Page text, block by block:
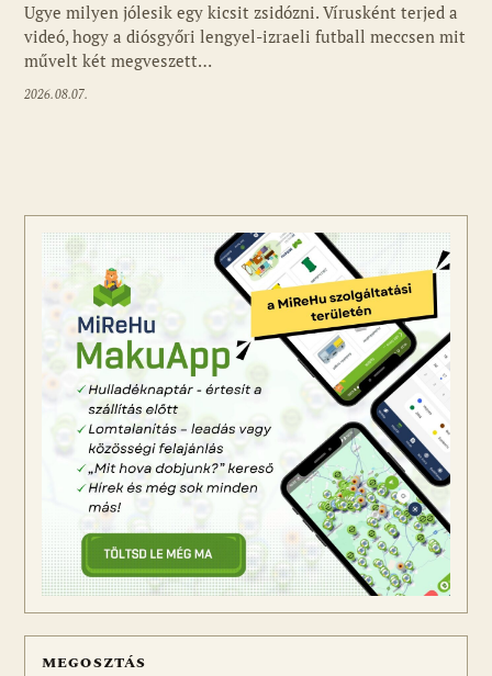
Ugye milyen jólesik egy kicsit zsidózni. Vírusként terjed a
videó, hogy a diósgyőri lengyel-izraeli futball meccsen mit
művelt két megveszett…
2026.08.07.
MEGOSZTÁS